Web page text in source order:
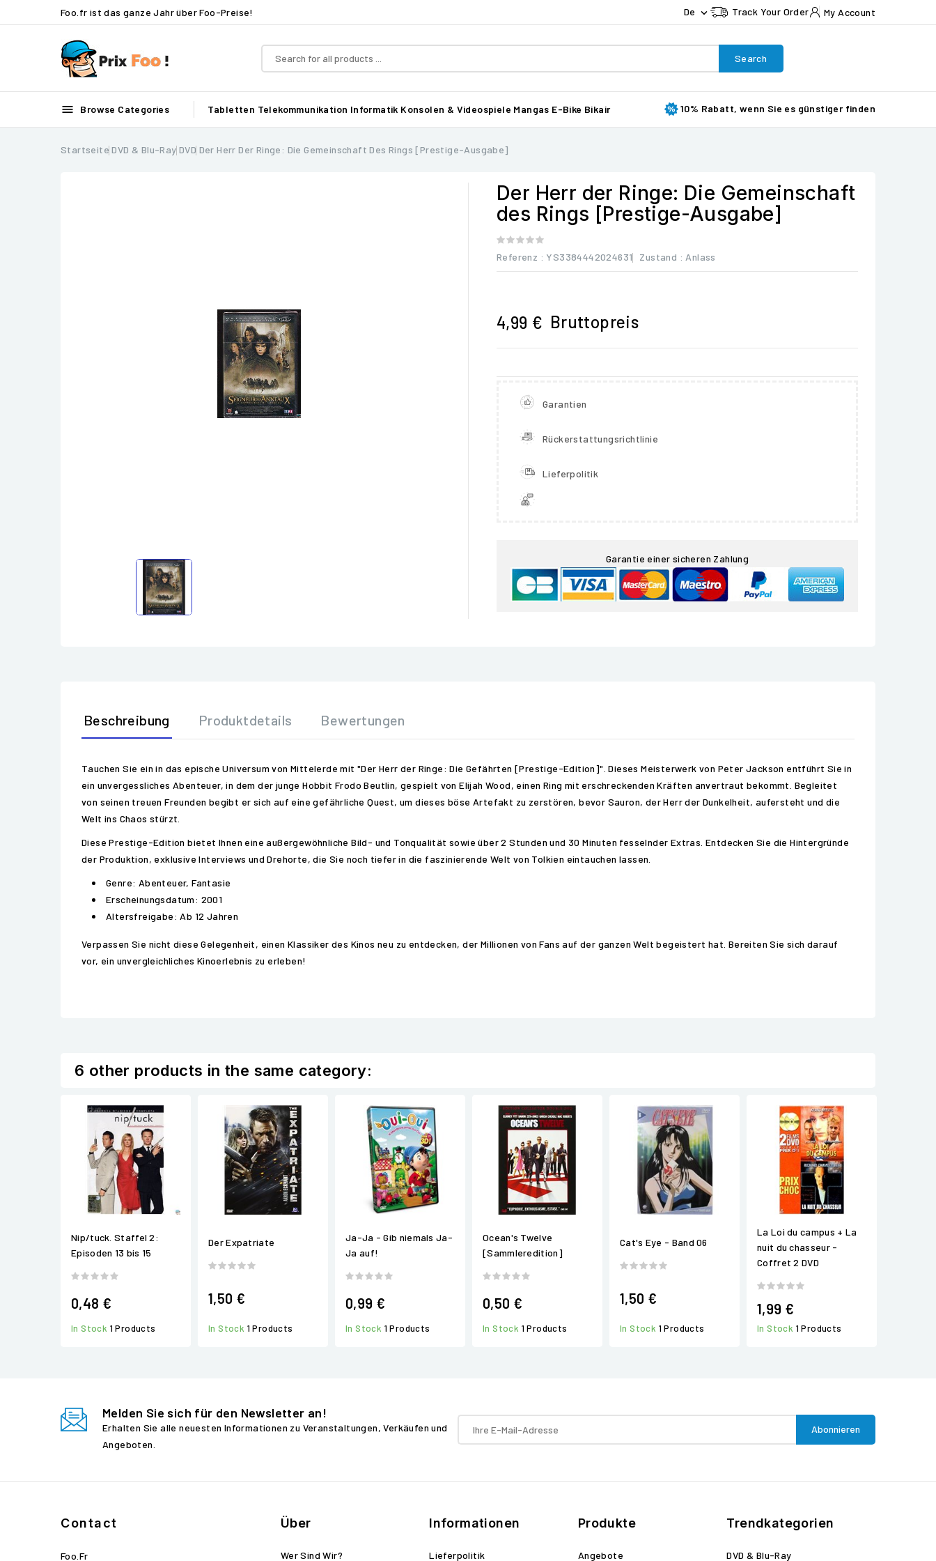
Foo.fr ist das ganze Jahr über Foo-Preise! De  Track Your Order My Account
Search
 Browse Categories Tabletten Telekommunikation Informatik Konsolen & Videospiele Mangas E-Bike Bikair 10% Rabatt, wenn Sie es günstiger finden
Startseite DVD & Blu-Ray DVD Der Herr Der Ringe: Die Gemeinschaft Des Rings [Prestige-Ausgabe]
Der Herr der Ringe: Die Gemeinschaft
des Rings [Prestige-Ausgabe]
Referenz : YS3384442024631 Zustand : Anlass
4,99 € Bruttopreis
Garantien
Rückerstattungsrichtlinie
Lieferpolitik
Garantie einer sicheren Zahlung
Beschreibung Produktdetails Bewertungen
Tauchen Sie ein in das epische Universum von Mittelerde mit "Der Herr der Ringe: Die Gefährten [Prestige-Edition]". Dieses Meisterwerk von Peter Jackson entführt Sie in
ein unvergessliches Abenteuer, in dem der junge Hobbit Frodo Beutlin, gespielt von Elijah Wood, einen Ring mit erschreckenden Kräften anvertraut bekommt. Begleitet
von seinen treuen Freunden begibt er sich auf eine gefährliche Quest, um dieses böse Artefakt zu zerstören, bevor Sauron, der Herr der Dunkelheit, aufersteht und die
Welt ins Chaos stürzt.
Diese Prestige-Edition bietet Ihnen eine außergewöhnliche Bild- und Tonqualität sowie über 2 Stunden und 30 Minuten fesselnder Extras. Entdecken Sie die Hintergründe
der Produktion, exklusive Interviews und Drehorte, die Sie noch tiefer in die faszinierende Welt von Tolkien eintauchen lassen.
Genre: Abenteuer, Fantasie
Erscheinungsdatum: 2001
Altersfreigabe: Ab 12 Jahren
Verpassen Sie nicht diese Gelegenheit, einen Klassiker des Kinos neu zu entdecken, der Millionen von Fans auf der ganzen Welt begeistert hat. Bereiten Sie sich darauf
vor, ein unvergleichliches Kinoerlebnis zu erleben!
6 other products in the same category:
Nip/tuck. Staffel 2:
Episoden 13 bis 15
0,48 €
In Stock 1 Products
Der Expatriate
1,50 €
In Stock 1 Products
Ja-Ja - Gib niemals Ja-
Ja auf!
0,99 €
In Stock 1 Products
Ocean's Twelve
[Sammleredition]
0,50 €
In Stock 1 Products
Cat's Eye - Band 06
1,50 €
In Stock 1 Products
La Loi du campus + La
nuit du chasseur -
Coffret 2 DVD
1,99 €
In Stock 1 Products
Melden Sie sich für den Newsletter an!
Erhalten Sie alle neuesten Informationen zu Veranstaltungen, Verkäufen und
Angeboten.
Contact
Foo.fr
Über
Wer Sind Wir?
Informationen
Lieferpolitik
Produkte
Angebote
Trendkategorien
DVD & Blu-Ray